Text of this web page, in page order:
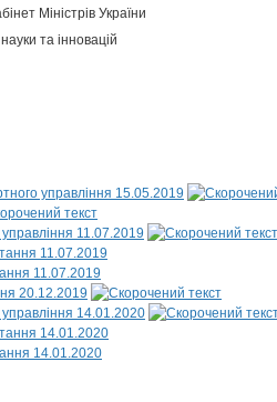
Міністрів України
та інновацій
управління 15.05.2019
11.07.2019
11.07.2019
11.07.2019
20.12.2019
14.01.2020
14.01.2020
14.01.2020